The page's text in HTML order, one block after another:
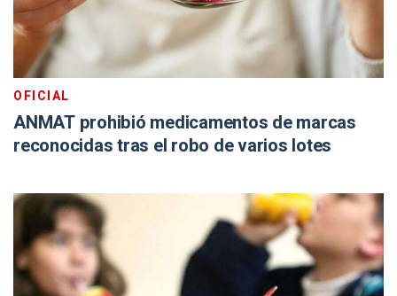
OFICIAL
ANMAT prohibió medicamentos de marcas
reconocidas tras el robo de varios lotes